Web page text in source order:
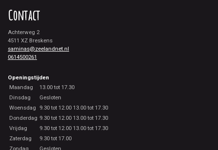
Contact
Achterweg 2
4511 XZ Breskens
saminas@zeelandnet.nl
0614500261
Openingstijden
Maandag
13.00 tot 17.30
Dinsdag
Gesloten
Woensdag
9.30 tot 12.00 13.00 tot 17.30
Donderdag 9.30 tot 12.00 13.00 tot 17.30
Vrijdag
9.30 tot 12.00 13.00 tot 17.30
Zaterdag
9.30 tot 17.00
Zondag
Gesloten